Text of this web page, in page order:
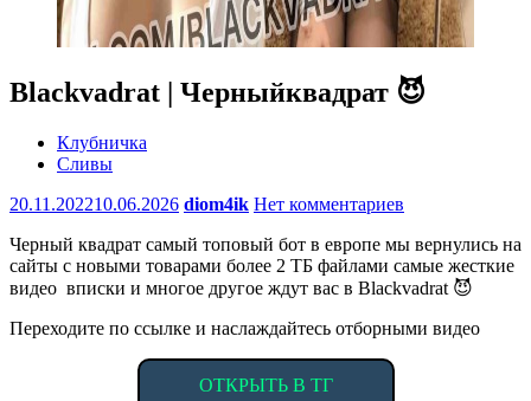
Blackvadrat | Черныйквадрат 😈
Клубничка
Сливы
20.11.202210.06.2026 diom4ik Нет комментариев
Черный квадрат самый топовый бот в европе мы вернулись на
сайты с новыми товарами более 2 ТБ файлами самые жесткие
видео вписки и многое другое ждут вас в Blackvadrat 😈
Переходите по ссылке и наслаждайтесь отборными видео
ОТКРЫТЬ В ТГ